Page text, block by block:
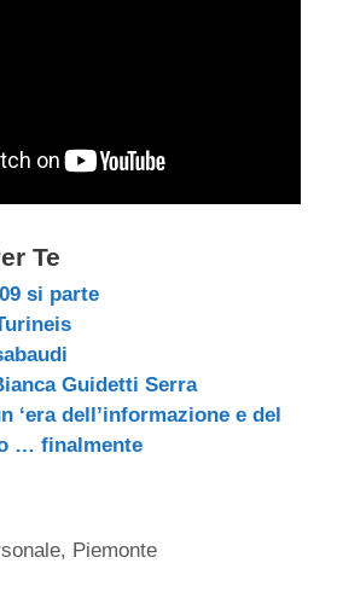
Te
si parte
Guidetti Serra
‘era dell’informazione e del
… finalmente
, Piemonte